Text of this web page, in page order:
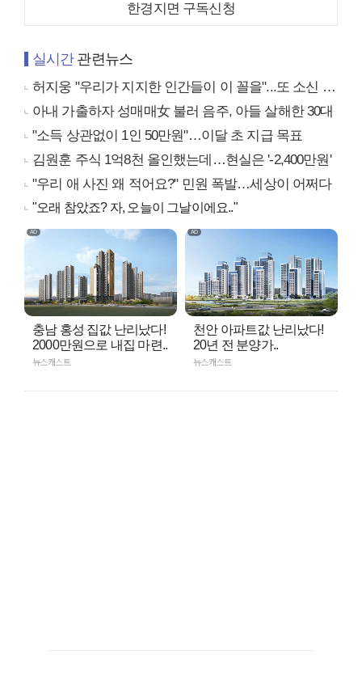
한경지면 구독신청
실시간관련뉴스
허지웅 "우리가 지지한 인간들이 이 꼴을"...또 소신 발언
아내 가출하자 성매매女 불러 음주, 아들 살해한 30대
"소득 상관없이 1인 50만원"…이달 초 지급 목표
김원훈 주식 1억8천 올인했는데…현실은 '-2,400만원'
"우리 애 사진 왜 적어요?" 민원 폭발…세상이 어쩌다
"오래 참았죠? 자, 오늘이 그날이에요.."
충남 홍성 집값 난리났다!
2000만원으로 내집 마련..
뉴스캐스트
천안 아파트값 난리났다!
20년 전 분양가..
뉴스캐스트